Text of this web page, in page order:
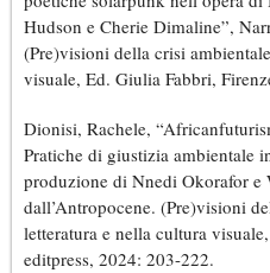
Hudson e Cherie Dimaline”,
(Pre)visioni della crisi
visuale, Ed. Giulia Fabbri,
Dionisi, Rachele,
Pratiche di giustizia ambientale
produzione di Nnedi Okorafor e
dall’Antropocene. (Pre)visioni
letteratura e nella cultura
editpress, 2024: 203-222.